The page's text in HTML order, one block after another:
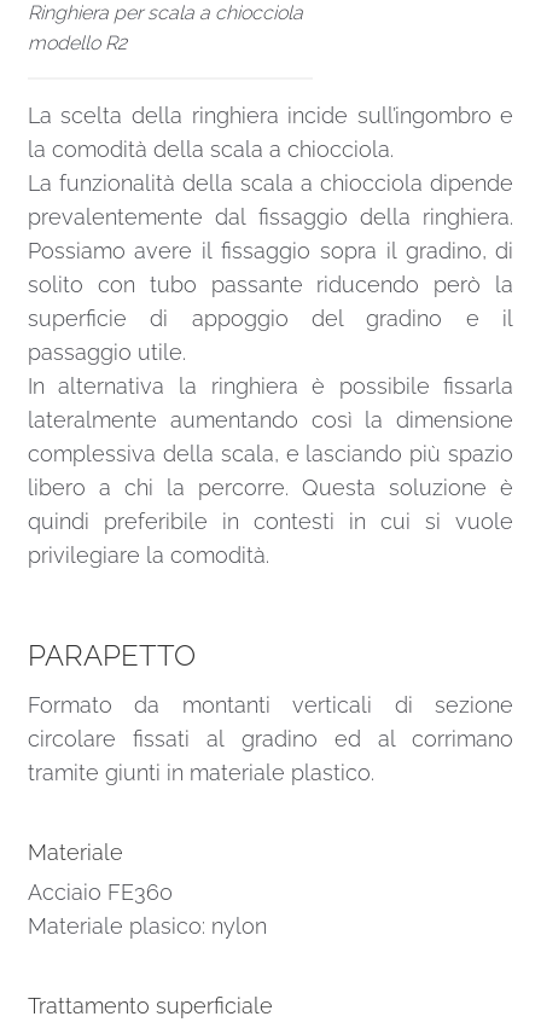
Ringhiera per scala a chiocciola
modello R2
La scelta della ringhiera incide sull’ingombro e
la comodità della scala a chiocciola.
La funzionalità della scala a chiocciola dipende
prevalentemente dal fissaggio della ringhiera.
Possiamo avere il fissaggio sopra il gradino, di
solito con tubo passante riducendo però la
superficie di appoggio del gradino e il
passaggio utile.
In alternativa la ringhiera è possibile fissarla
lateralmente aumentando così la dimensione
complessiva della scala, e lasciando più spazio
libero a chi la percorre. Questa soluzione è
quindi preferibile in contesti in cui si vuole
privilegiare la comodità.
PARAPETTO
Formato da montanti verticali di sezione
circolare fissati al gradino ed al corrimano
tramite giunti in materiale plastico.
Materiale
Acciaio FE360
Materiale plasico: nylon
Trattamento superficiale